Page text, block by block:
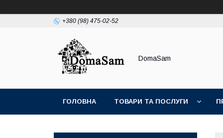
+380 (98) 475-02-52
DomaSam
ГОЛОВНА ТОВАРИ ТА ПОСЛУГИ